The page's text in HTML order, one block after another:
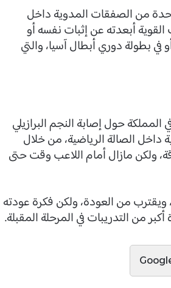
من الصفقات المدوية داخل
أبعدته عن إثبات نفسه أو
في بطولة دوري أبطال آسيا، والتي
حول إصابة النجم البرازيلي
داخل الصالة الرياضية، من خلال
ولكن مازال أمام اللاعب وقت حتى
ويقترب من العودة، ولكن فكرة عودته
من التدريبات في المرحلة المقبلة.